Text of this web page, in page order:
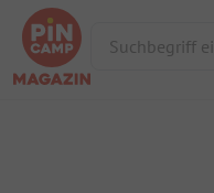
Suchbegriff